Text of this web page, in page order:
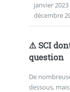
janvier
décembre
⚠️ SCI
question
De
dessous,